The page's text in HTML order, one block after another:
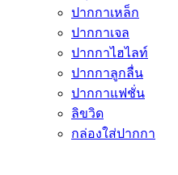
ปากกาเหล็ก
ปากกาเจล
ปากกาไฮไลท์
ปากกาลูกลื่น
ปากกาแฟชั่น
ลิขวิด
กล่องใส่ปากกา